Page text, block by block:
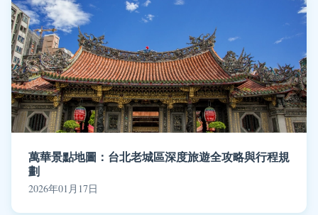
萬華景點地圖：台北老城區深度旅遊全攻略與行程規
劃
2026年01月17日